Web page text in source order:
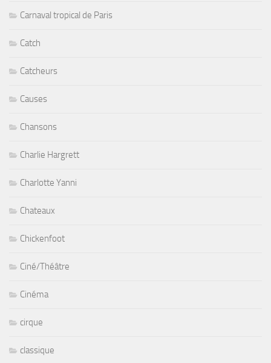
Carnaval tropical de Paris
Catch
Catcheurs
Causes
Chansons
Charlie Hargrett
Charlotte Yanni
Chateaux
Chickenfoot
Ciné/Théâtre
Cinéma
cirque
classique